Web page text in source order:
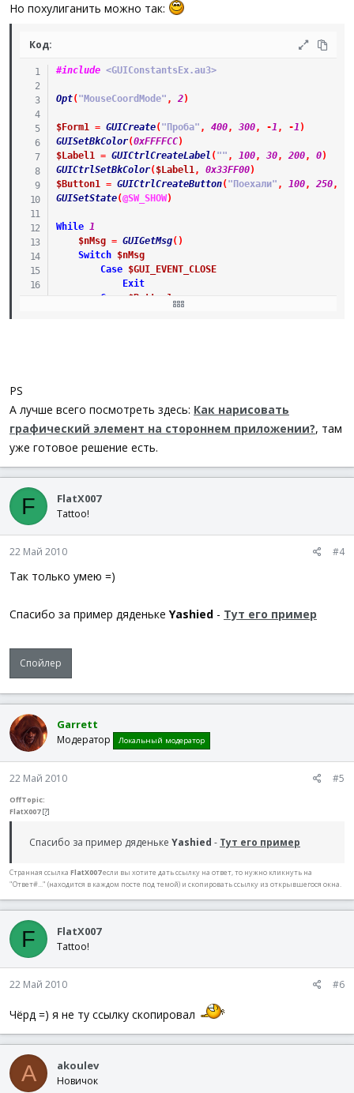
Но похулиганить можно так:
Код:
#include <GUIConstantsEx.au3>
Opt( "MouseCoordMode" , 2)
$Form1 = GUICreate( "Проба" , 400, 300, -1 , -1 )
GUISetBkColor(0xFFFFCC)
$Label1 = GUICtrlCreateLabel ( "" , 100, 30, 200, 0)
GUICtrlSetBkColor( $Label1, 0x33FF00)
$Button1 = GUICtrlCreateButton( "Поехали" , 100, 250,
GUISetState(@SW_SHOW)
While 1
$nMsg = GUIGetMsg( )
Switch
$nMsg
Case
$GUI_EVENT_CLOSE
Exit
Case
$Button1
BlockInput(0)
EndSwitch
PS
А лучше всего посмотреть здесь: Как нарисовать
графический элемент на стороннем приложении?, там
уже готовое решение есть.
F FlatX007
Tattoo!
22 Май 2010 #4
Так только умею =)
Спасибо за пример дяденьке Yashied - Тут его пример
Спойлер
Garrett
Модератор Локальный модератор
22 Май 2010 #5
OffTopic:
FlatX007 [?]
Спасибо за пример дяденьке Yashied - Тут его пример
Странная ссылка FlatX007если вы хотите дать ссылку на ответ, то нужно кликнуть на
"Ответ#..." (находится в каждом посте под темой) и скопировать ссылку из открывшегося окна.
F FlatX007
Tattoo!
22 Май 2010 #6
Чёрд =) я не ту ссылку скопировал
A akoulev
Новичок